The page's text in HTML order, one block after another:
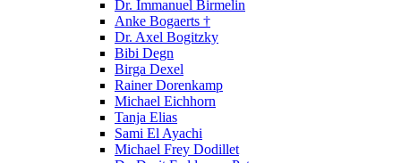
Dr. Immanuel Birmelin
Anke Bogaerts †
Dr. Axel Bogitzky
Bibi Degn
Birga Dexel
Rainer Dorenkamp
Michael Eichhorn
Tanja Elias
Sami El Ayachi
Michael Frey Dodillet